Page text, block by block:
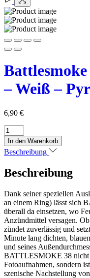
– Weiß –
6,90 €
Battlesmoke
38
mit
Reißzünder
Weiß
Pyroland
Menge
In den Warenkorb
Beschreibung
Beschreibung
Dank seiner speziellen
an einem Ring) lässt sich
überall da einsetzen, wo
Anzündmittel versagen.
zündet zuverlässig und
Minute lang dichten,
und seines
BATTLESMOKE 38 nicht
Fotoaufnahmen, sondern
szenische Nachstellung